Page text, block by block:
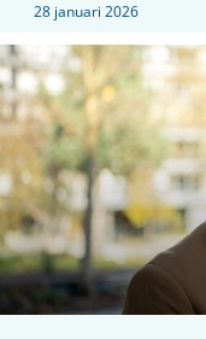
28 januari 2026